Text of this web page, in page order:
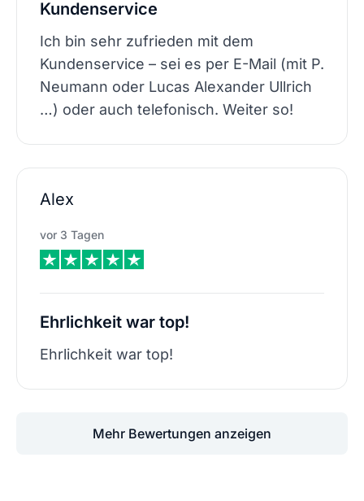
Kundenservice
Ich bin sehr zufrieden mit dem
Kundenservice – sei es per E-Mail (mit P.
Neumann oder Lucas Alexander Ullrich
…) oder auch telefonisch. Weiter so!
Alex
vor 3 Tagen
Ehrlichkeit war top!
Ehrlichkeit war top!
Mehr Bewertungen anzeigen